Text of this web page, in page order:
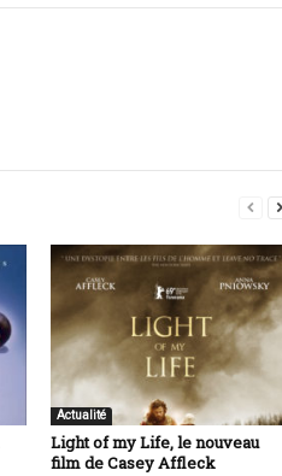
Actualité
Light of my Life, le nouveau
film de Casey Affleck